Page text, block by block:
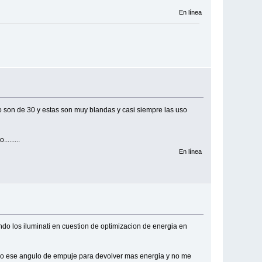
En línea
de 30 y estas son muy blandas y casi siempre las uso
En línea
los iluminati en cuestion de optimizacion de energia en
ese angulo de empuje para devolver mas energia y no me